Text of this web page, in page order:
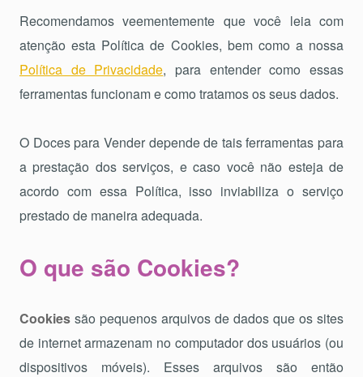
Recomendamos veementemente que você leia com
atenção esta Política de Cookies, bem como a nossa
Política de Privacidade, para entender como essas
ferramentas funcionam e como tratamos os seus dados.
O Doces para Vender depende de tais ferramentas para
a prestação dos serviços, e caso você não esteja de
acordo com essa Política, isso inviabiliza o serviço
prestado de maneira adequada.
O que são Cookies?
Cookies são pequenos arquivos de dados que os sites
de internet armazenam no computador dos usuários (ou
dispositivos móveis). Esses arquivos são então